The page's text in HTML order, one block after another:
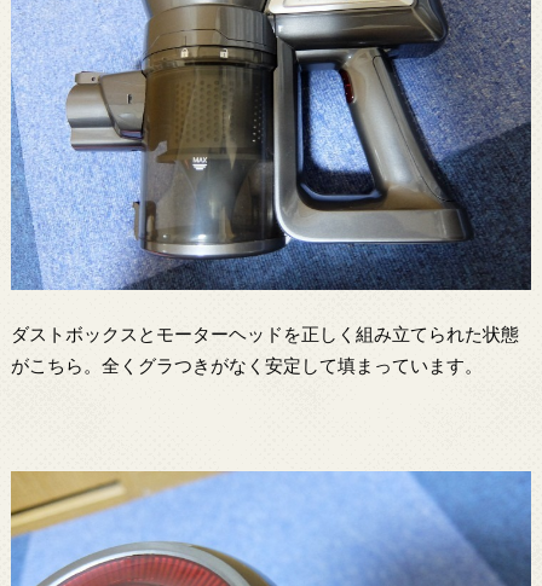
ダストボックスとモーターヘッドを正しく組み立てられた状態
がこちら。全くグラつきがなく安定して填まっています。